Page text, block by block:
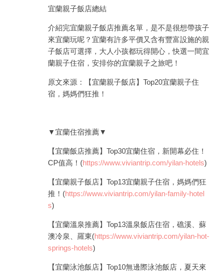
宜蘭親子飯店總結
介紹完宜蘭親子飯店推薦名單，是不是很想帶孩子
來宜蘭玩呢？宜蘭有許多平價又含有豐富設施的親
子飯店可選擇，大人小孩都玩得開心，快選一間宜
蘭親子住宿，安排你的宜蘭親子之旅吧！
原文來源：【宜蘭親子飯店】Top20宜蘭親子住
宿，媽媽們狂推！
▼宜蘭住宿推薦▼
【宜蘭飯店推薦】Top30宜蘭住宿，新開幕必住！
CP值高！(https://www.viviantrip.com/yilan-hotels)
【宜蘭親子飯店】Top13宜蘭親子住宿，媽媽們狂
推！(https://www.viviantrip.com/yilan-family-hotel
s)
【宜蘭溫泉推薦】Top13溫泉飯店住宿，礁溪、蘇
澳冷泉、羅東(https://www.viviantrip.com/yilan-hot-
springs-hotels)
【宜蘭泳池飯店】Top10無邊際泳池飯店，夏天來